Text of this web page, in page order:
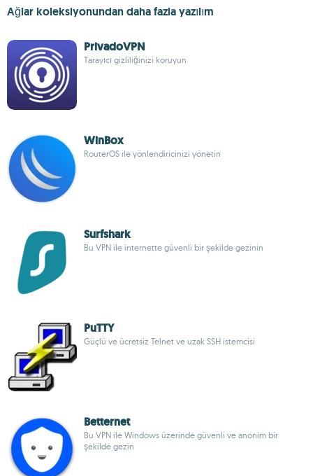
Ağlar koleksiyonundan daha fazla yazılım
PrivadoVPN
Tarayıcı gizliliğinizi koruyun
WinBox
RouterOS ile yönlendiricinizi yönetin
Surfshark
Bu VPN ile internette güvenli bir şekilde gezinin
PuTTY
Güçlü ve ücretsiz Telnet ve uzak SSH istemcisi
Betternet
Bu VPN ile Windows üzerinde güvenli ve anonim bir
şekilde gezin